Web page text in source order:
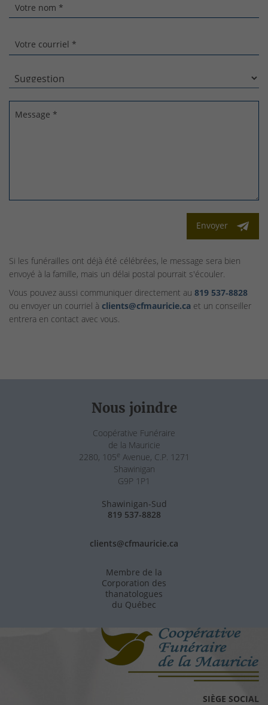
Votre nom *
Votre courriel *
Message *
Envoyer
Si les funérailles ont déjà été célébrées, le message sera bien
envoyé à la famille, mais un délai postal pourrait s'écouler.
Vous pouvez aussi communiquer directement au 819 537‑8828
ou envoyer un courriel à clients@cfmauricie.ca et un conseiller
entrera en contact avec vous.
Nous joindre
Coopérative Funéraire
de la Mauricie
2280, 105e Avenue, C.P. 1271
Shawinigan
G9P 1P1
Shawinigan-Sud
819 537-8828
clients@cfmauricie.ca
Membre de la
Corporation des
thanatologues
du Québec
SIÈGE SOCIAL